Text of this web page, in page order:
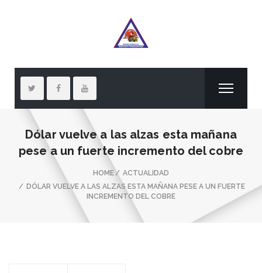
Dólar vuelve a las alzas esta mañana
pese a un fuerte incremento del cobre
HOME
ACTUALIDAD
DÓLAR VUELVE A LAS ALZAS ESTA MAÑANA PESE A UN FUERTE
INCREMENTO DEL COBRE